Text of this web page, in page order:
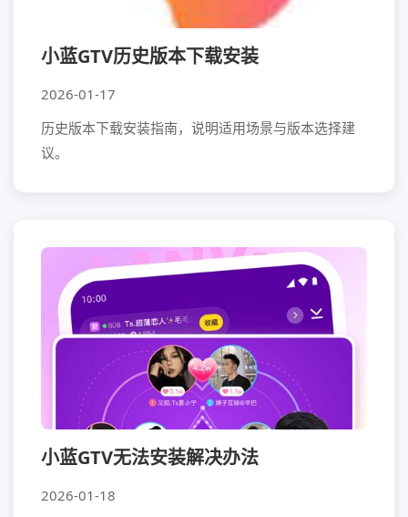
小蓝GTV历史版本下载安装
2026-01-17
历史版本下载安装指南，说明适用场景与版本选择建
议。
小蓝GTV无法安装解决办法
2026-01-18